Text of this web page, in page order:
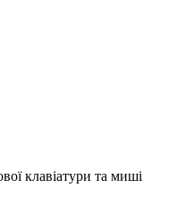
клавіатури та миші